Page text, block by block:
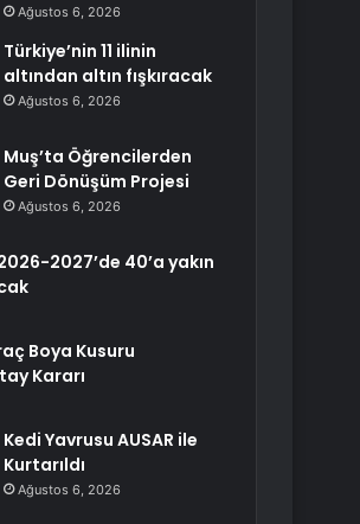
Ağustos 6, 2026
Türkiye’nin 11 ilinin
altından altın fışkıracak
Ağustos 6, 2026
Muş’ta Öğrencilerden
Geri Dönüşüm Projesi
Ağustos 6, 2026
2027’de 40’a yakın
Boya Kusuru
Kararı
Kedi Yavrusu AUSAR ile
Kurtarıldı
Ağustos 6, 2026